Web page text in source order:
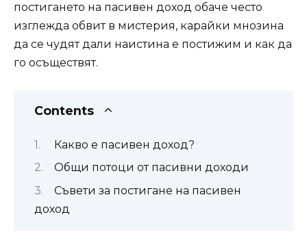
постигането на пасивен доход обаче често
изглежда обвит в мистерия, карайки мнозина
да се чудят дали наистина е постижим и как да
го осъществят.
Contents
Какво е пасивен доход?
Общи потоци от пасивни доходи
Съвети за постигане на пасивен
доход